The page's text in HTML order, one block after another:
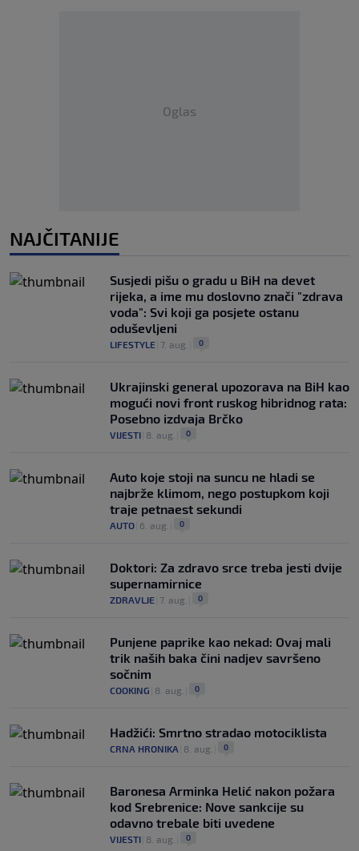
Oglas
NAJČITANIJE
Susjedi pišu o gradu u BiH na devet
rijeka, a ime mu doslovno znači "zdrava
voda": Svi koji ga posjete ostanu
oduševljeni
LIFESTYLE 7. aug. 0
Ukrajinski general upozorava na BiH kao
mogući novi front ruskog hibridnog rata:
Posebno izdvaja Brčko
VIJESTI 8. aug. 0
Auto koje stoji na suncu ne hladi se
najbrže klimom, nego postupkom koji
traje petnaest sekundi
AUTO 6. aug. 0
Doktori: Za zdravo srce treba jesti dvije
supernamirnice
ZDRAVLJE 7. aug. 0
Punjene paprike kao nekad: Ovaj mali
trik naših baka čini nadjev savršeno
sočnim
COOKING 8. aug. 0
Hadžići: Smrtno stradao motociklista
CRNA HRONIKA 8. aug. 0
Baronesa Arminka Helić nakon požara
kod Srebrenice: Nove sankcije su
odavno trebale biti uvedene
VIJESTI 8. aug. 0